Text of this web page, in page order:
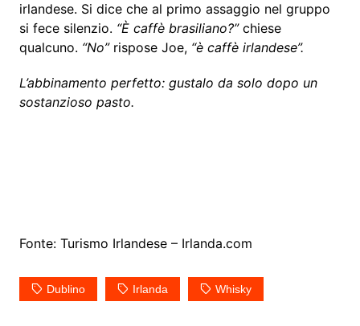
irlandese. Si dice che al primo assaggio nel gruppo
si fece silenzio. “È caffè brasiliano?”chiese
qualcuno. “No”rispose Joe,“è caffè irlandese”.
L’abbinamento perfetto: gustalo da solo dopo un
sostanzioso pasto.
Fonte: Turismo Irlandese – Irlanda.com
Dublino Irlanda Whisky